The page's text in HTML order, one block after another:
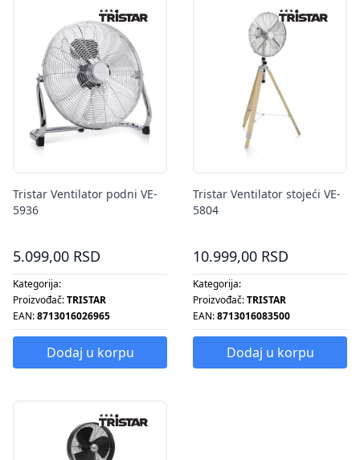
Tristar Ventilator podni VE-
5936
5.099,00 RSD
Kategorija:
Proizvođač:TRISTAR
EAN:8713016026965
Dodaj u korpu
Tristar Ventilator stojeći VE-
5804
10.999,00 RSD
Kategorija:
Proizvođač:TRISTAR
EAN:8713016083500
Dodaj u korpu